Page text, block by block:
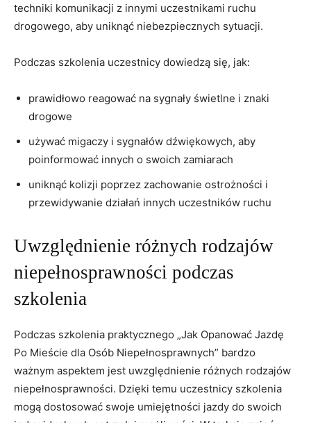
techniki komunikacji z innymi uczestnikami ruchu​
drogowego, ⁢aby uniknąć​ niebezpiecznych sytuacji.
Podczas szkolenia⁣ uczestnicy dowiedzą się, jak:
prawidłowo reagować na sygnały świetlne ​i znaki‍
drogowe
używać migaczy i ​sygnałów⁤ dźwiękowych, aby
poinformować​ innych o swoich ⁣zamiarach
uniknąć kolizji poprzez zachowanie ostrożności i
przewidywanie działań innych uczestników ruchu
Uwzględnienie różnych rodzajów
‌niepełnosprawności‌ podczas
szkolenia
Podczas szkolenia praktycznego „Jak Opanować Jazdę
Po Mieście dla‌ Osób Niepełnosprawnych” bardzo
ważnym aspektem jest uwzględnienie różnych rodzajów
niepełnosprawności. Dzięki temu uczestnicy szkolenia
mogą dostosować swoje umiejętności jazdy do swoich